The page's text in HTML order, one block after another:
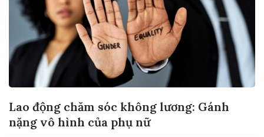
Lao động chăm sóc không lương: Gánh
nặng vô hình của phụ nữ